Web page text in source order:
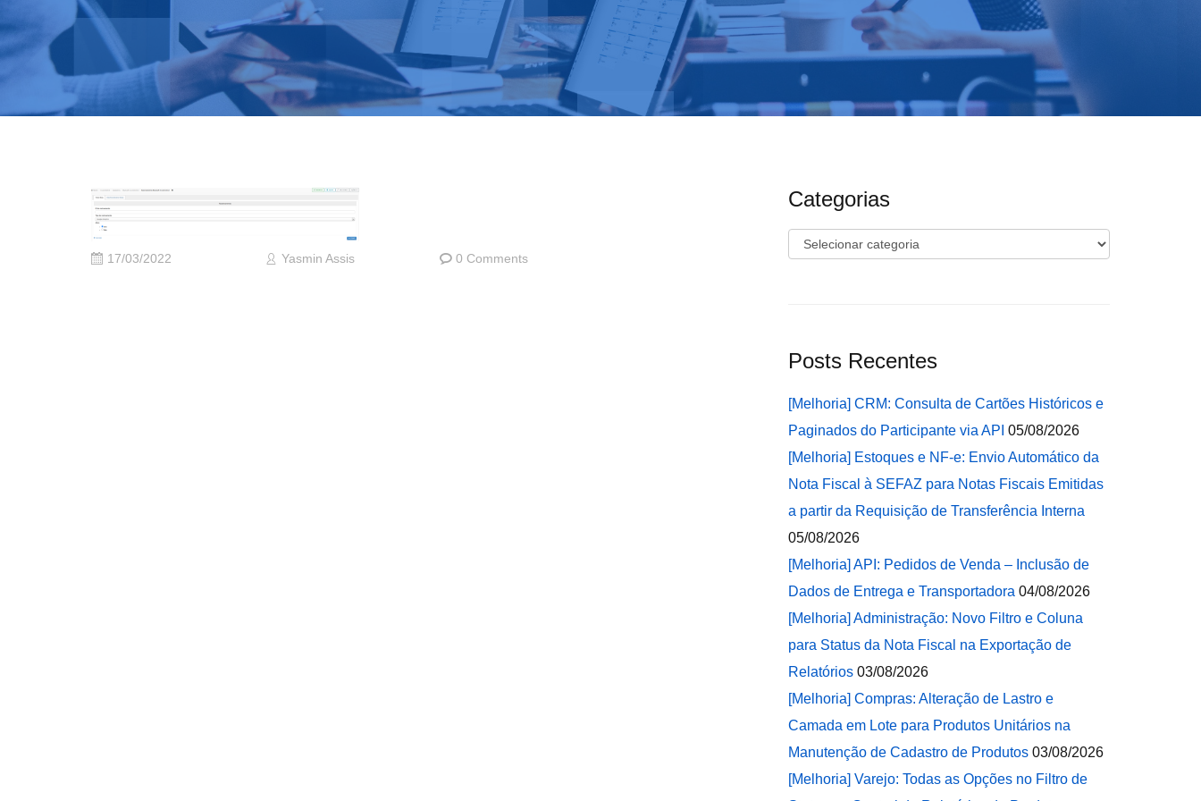
17/03/2022 Yasmin Assis 0 Comments
Categorias
Categorias
Posts Recentes
[Melhoria] CRM: Consulta de Cartões Históricos e
Paginados do Participante via API 05/08/2026
[Melhoria] Estoques e NF-e: Envio Automático da
Nota Fiscal à SEFAZ para Notas Fiscais Emitidas
a partir da Requisição de Transferência Interna
05/08/2026
[Melhoria] API: Pedidos de Venda – Inclusão de
Dados de Entrega e Transportadora 04/08/2026
[Melhoria] Administração: Novo Filtro e Coluna
para Status da Nota Fiscal na Exportação de
Relatórios 03/08/2026
[Melhoria] Compras: Alteração de Lastro e
Camada em Lote para Produtos Unitários na
Manutenção de Cadastro de Produtos 03/08/2026
[Melhoria] Varejo: Todas as Opções no Filtro de